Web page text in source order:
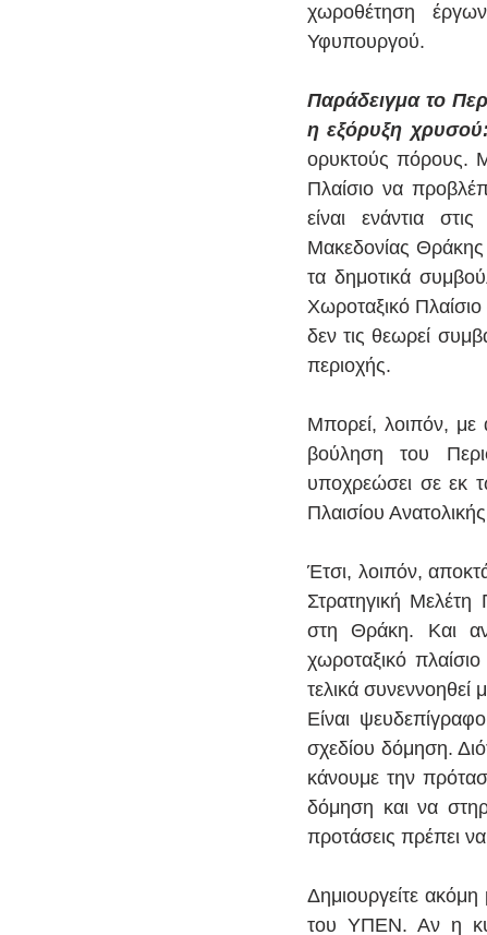
χωροθέτηση
Υφυπουργού.
Παράδειγμα το
η εξόρυξη
ορυκτούς πόρους.
Πλαίσιο να
είναι ενάντια
Μακεδονίας Θράκης
τα δημοτικά
Χωροταξικό
δεν τις θεωρεί
περιοχής.
Μπορεί, λοιπόν, με
βούληση του
υποχρεώσει σε εκ
Πλαισίου
Έτσι, λοιπόν,
Στρατηγική Μελέτη
στη Θράκη. Και
χωροταξικό
τελικά
Είναι
σχεδίου δόμηση.
κάνουμε την
δόμηση και να
προτάσεις πρέπει
Δημιουργείτε
του ΥΠΕΝ. Αν η